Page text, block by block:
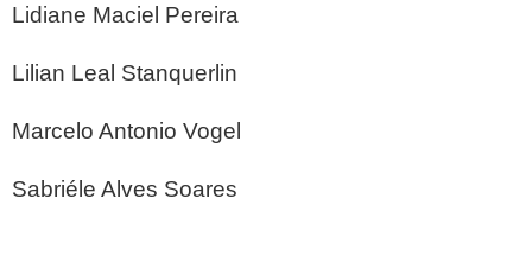
Lidiane Maciel Pereira
Lilian Leal Stanquerlin
Marcelo Antonio Vogel
Sabriéle Alves Soares